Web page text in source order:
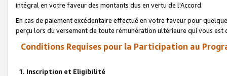
intégral en votre faveur des montants dus en vertu de l'Accord.
En cas de paiement excédentaire effectué en votre faveur pour
perçu lors du versement de toute rémunération ultérieure qui vous est
Conditions Requises pour la Participation au
1. Inscription et Eligibilité